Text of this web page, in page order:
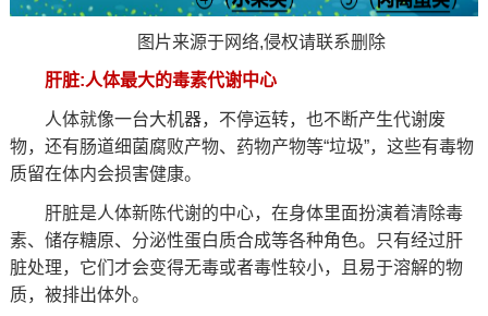
图片来源于网络,侵权请联系删除
肝脏:人体最大的毒素代谢中心
人体就像一台大机器，不停运转，也不断产生代谢废
物，还有肠道细菌腐败产物、药物产物等“垃圾”，这些有毒物
质留在体内会损害健康。
肝脏是人体新陈代谢的中心，在身体里面扮演着清除毒
素、储存糖原、分泌性蛋白质合成等各种角色。只有经过肝
脏处理，它们才会变得无毒或者毒性较小，且易于溶解的物
质，被排出体外。